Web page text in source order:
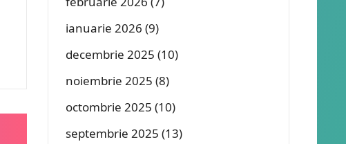
ianuarie 2026 (9)
decembrie 2025 (10)
noiembrie 2025 (8)
octombrie 2025 (10)
septembrie 2025 (13)